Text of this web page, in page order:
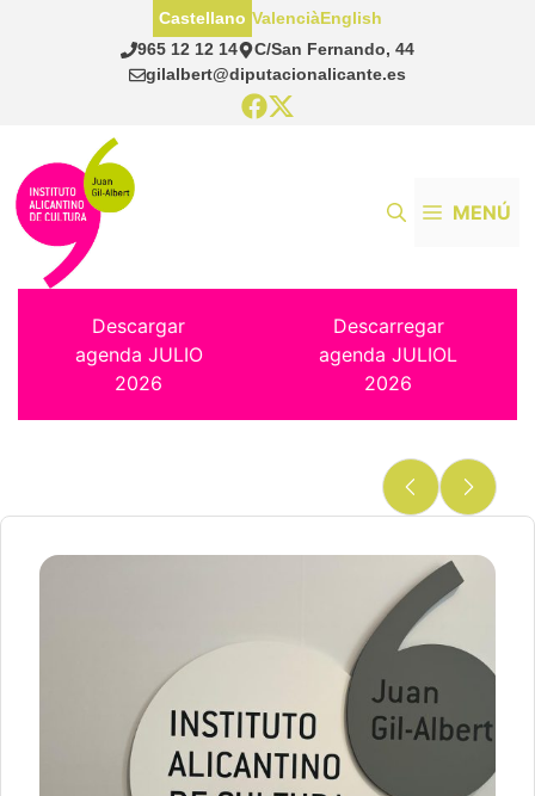
965 12 12 14
C/San Fernando, 44
gilalbert@diputacionalicante.es
Castellano ValenciàEnglish
MENÚ
Descargar
agenda JULIO
2026
Descarregar
agenda JULIOL
2026